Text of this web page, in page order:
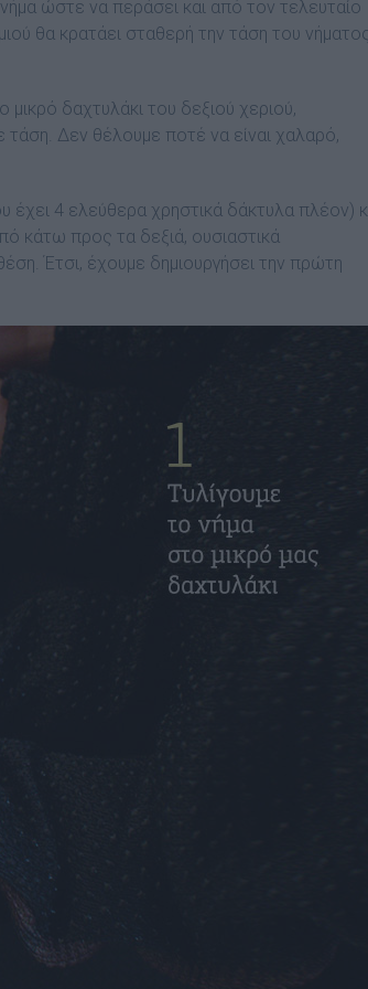
ώστε να περάσει και από τον τελευταίο
θα κρατάει σταθερή την τάση του
δαχτυλάκι του δεξιού χεριού,
∆εν θέλουµε ποτέ να είναι χαλαρό,
έχει 4 ελεύθερα χρηστικά δάκτυλα πλέον)
κάτω προς τα δεξιά, ουσιαστικά
Έτσι, έχουµε δηµιουργήσει την πρώτη